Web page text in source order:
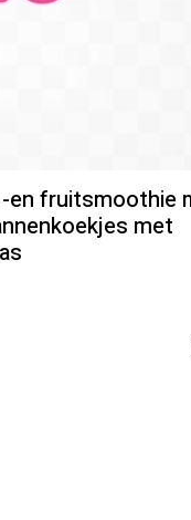
en fruitsmoothie
met